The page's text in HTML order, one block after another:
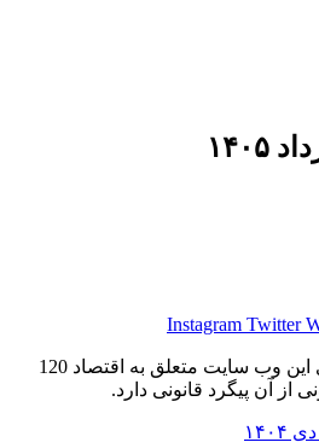
Instagram Twitter
تمامی حقوق مادی و معنوی این وب سایت متعلق به اقتصاد 120
از آن پیگرد قانونی دارد.